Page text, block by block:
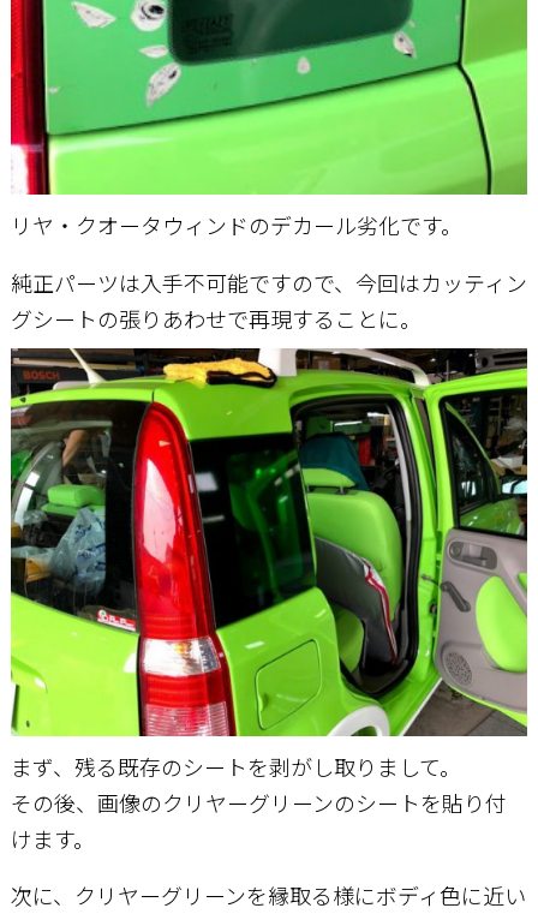
リヤ・クオータウィンドのデカール劣化です。
純正パーツは入手不可能ですので、今回はカッティン
グシートの張りあわせで再現することに。
まず、残る既存のシートを剥がし取りまして。
その後、画像のクリヤーグリーンのシートを貼り付
けます。
次に、クリヤーグリーンを縁取る様にボディ色に近い